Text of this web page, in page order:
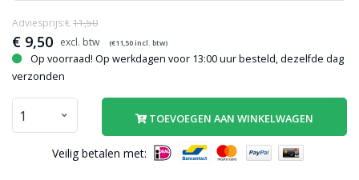
€ 9,50 (€11,50incl. btw)
Adviesprijs:€ 11,50
Op voorraad! Op werkdagen voor 13:00 uur besteld, dezelfde dag
verzonden
TOEVOEGEN AAN WINKELWAGEN
Veilig betalen met: